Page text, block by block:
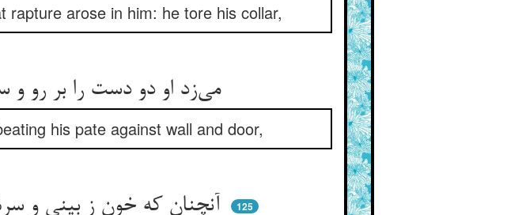
arose in him: he tore his collar,
می‌زد او دو دست را بر رو و سر ** کله را می‌کوفت بر دیوار و در
his pate against wall and door,
125